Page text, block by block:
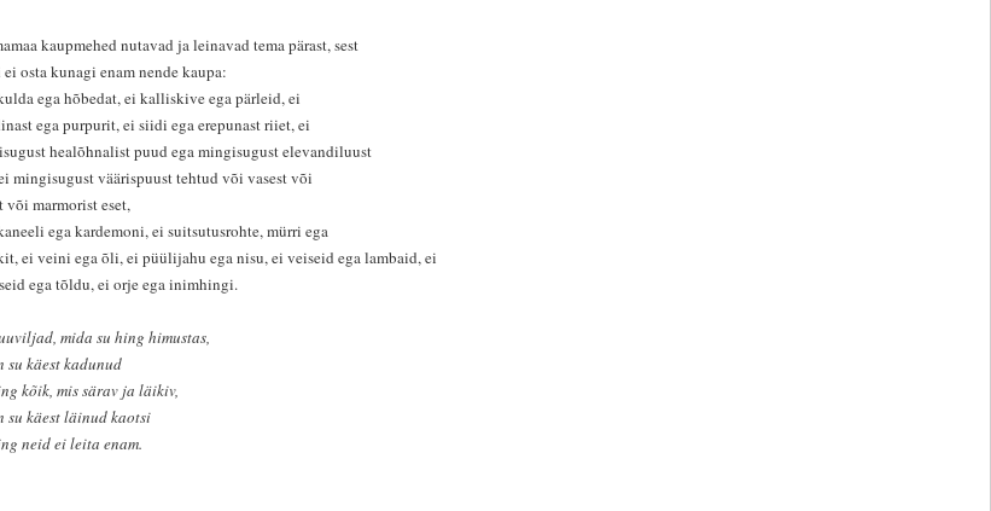
kaupmehed nutavad ja leinavad tema pärast, sest
osta kunagi enam nende kaupa:
ega hõbedat, ei kalliskive ega pärleid, ei
ega purpurit, ei siidi ega erepunast riiet, ei
healõhnalist puud ega mingisugust elevandiluust
mingisugust väärispuust tehtud või vasest või
või marmorist eset,
ega kardemoni, ei suitsutusrohte, mürri ega
ei veini ega õli, ei püülijahu ega nisu, ei veiseid ega lambaid, ei
ega tõldu, ei orje ega inimhingi.
mida su hing himustas,
su käest kadunud
kõik, mis särav ja läikiv,
su käest läinud kaotsi
neid ei leita enam.